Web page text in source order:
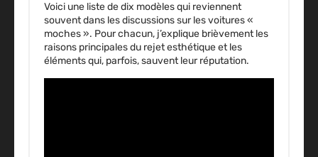
Voici une liste de dix modèles qui reviennent
souvent dans les discussions sur les voitures «
moches ». Pour chacun, j’explique brièvement les
raisons principales du rejet esthétique et les
éléments qui, parfois, sauvent leur réputation.